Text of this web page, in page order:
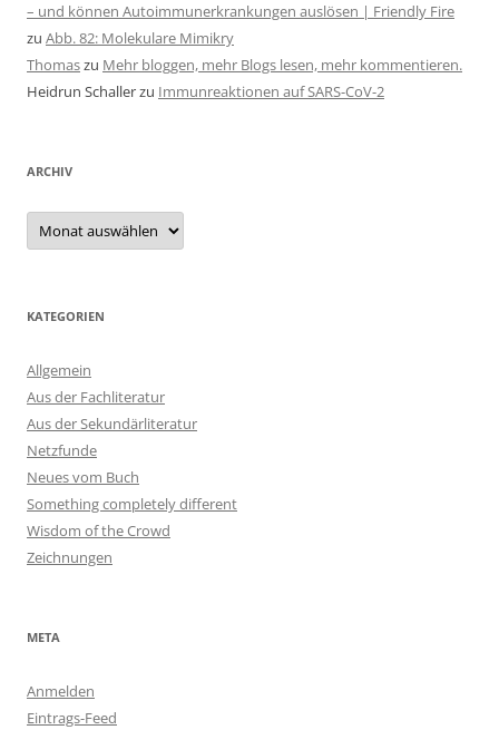
– und können Autoimmunerkrankungen auslösen | Friendly Fire
zu Abb. 82: Molekulare Mimikry
Thomaszu Mehr bloggen, mehr Blogs lesen, mehr kommentieren.
Heidrun Schallerzu Immunreaktionen auf SARS-CoV-2
ARCHIV
Archiv
KATEGORIEN
Allgemein
Aus der Fachliteratur
Aus der Sekundärliteratur
Netzfunde
Neues vom Buch
Something completely different
Wisdom of the Crowd
Zeichnungen
META
Anmelden
Eintrags-Feed